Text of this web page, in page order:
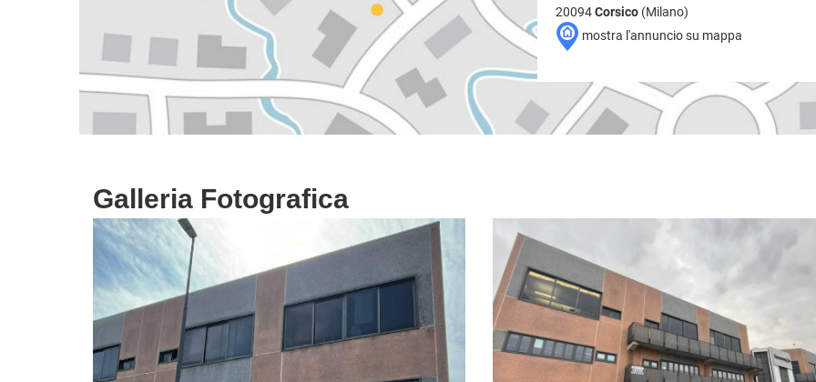
20094Corsico (Milano)
mostra l'annuncio su mappa
Galleria Fotografica